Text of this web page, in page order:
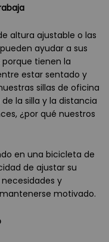
altura ajustable o las
ayudar a sus
tienen la
estar sentado y
sillas de oficina
la silla y la distancia
¿por qué nuestros
en una bicicleta de
de ajustar su
y
motivado.